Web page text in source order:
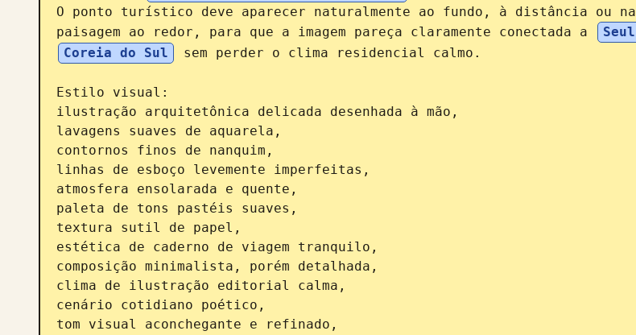
O ponto turístico deve aparecer naturalmente ao fundo, à distância ou na
paisagem ao redor, para que a imagem pareça claramente conectada a
Seul
Coreia do Sul
sem perder o clima residencial calmo.
Estilo visual:
ilustração arquitetônica delicada desenhada à mão,
lavagens suaves de aquarela,
contornos finos de nanquim,
linhas de esboço levemente imperfeitas,
atmosfera ensolarada e quente,
paleta de tons pastéis suaves,
textura sutil de papel,
estética de caderno de viagem tranquilo,
composição minimalista, porém detalhada,
clima de ilustração editorial calma,
cenário cotidiano poético,
tom visual aconchegante e refinado,